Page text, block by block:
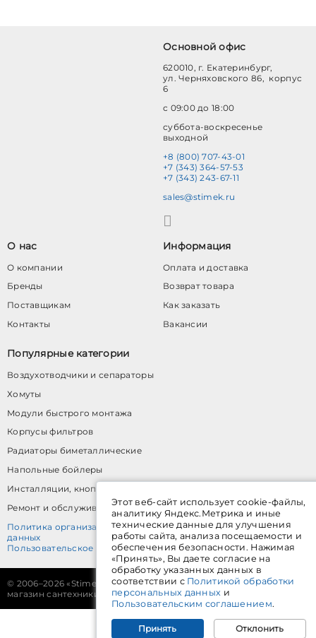
Основной офис
620010, г. Екатеринбург,
ул. Черняховского 86, корпус
6
с 09:00 до 18:00
суббота-воскресенье
выходной
+8 (800) 707-43-01
+7 (343) 364-57-53
+7 (343) 243-67-11
sales@stimek.ru
О нас
О компании
Бренды
Поставщикам
Контакты
Информация
Оплата и доставка
Возврат товара
Как заказать
Вакансии
Популярные категории
Воздухотводчики и сепараторы
Хомуты
Модули быстрого монтажа
Корпусы фильтров
Радиаторы биметаллические
Напольные бойлеры
Инсталляции, кнопки, аксессуары
Ремонт и обслуживание трубопроводов
Политика организации в отношении обработки персональных
данных
Пользовательское соглашение
© 2006–2026 «Stimek.ru» — интернет-
магазин сантехники в Екатеринбурге
Разработка сайтаUnitech
Этот веб-сайт использует cookie-файлы,
аналитику Яндекс.Метрика и иные
технические данные для улучшения
работы сайта, анализа посещаемости и
обеспечения безопасности. Нажимая
«Принять», Вы даете согласие на
обработку указанных данных в
соответствии с Политикой обработки
персональных данных и
Пользовательским соглашением.
Принять Отклонить